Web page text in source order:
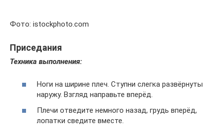
Фото: istockphoto.com
Приседания
Техника выполнения:
Ноги на ширине плеч. Ступни слегка развёрнуты
наружу. Взгляд направьте вперёд.
Плечи отведите немного назад, грудь вперёд,
лопатки сведите вместе.